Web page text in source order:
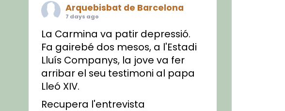
Arquebisbat de Barcelona
7 days ago
La Carmina va patir depressió.
Fa gairebé dos mesos, a l'Estadi
Lluís Companys, la jove va fer
arribar el seu testimoni al papa
Lleó XIV.
Recupera l'entrevista